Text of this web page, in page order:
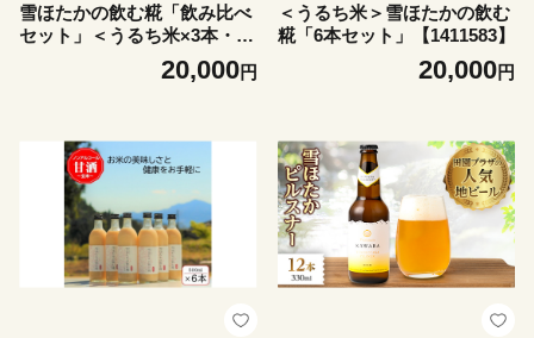
雪ほたかの飲む糀「飲み比べ
セット」＜うるち米×3本・玄
米×3本＞【1411582】20,000円
＜うるち米＞雪ほたかの飲む
糀「6本セット」【1411583】
20,000円